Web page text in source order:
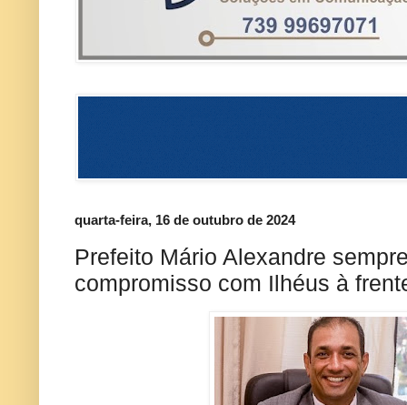
quarta-feira, 16 de outubro de 2024
Prefeito Mário Alexandre
compromisso com Ilhéus à